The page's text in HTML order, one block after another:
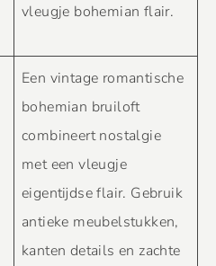
vleugje bohemian flair.
Een vintage romantische
bohemian bruiloft
combineert nostalgie
met een vleugje
eigentijdse flair. Gebruik
antieke meubelstukken,
kanten details en zachte